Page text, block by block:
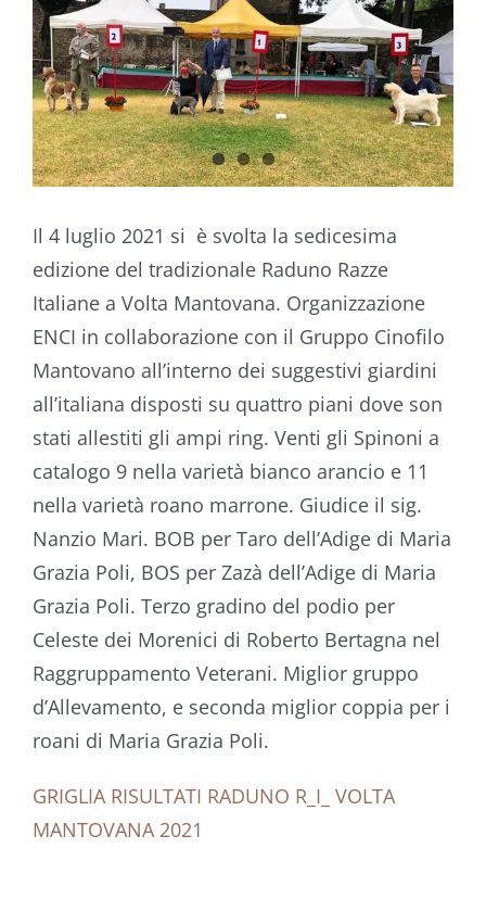
Il 4 luglio 2021 si è svolta la sedicesima
edizione del tradizionale Raduno Razze
Italiane a Volta Mantovana. Organizzazione
ENCI in collaborazione con il Gruppo Cinofilo
Mantovano all’interno dei suggestivi giardini
all’italiana disposti su quattro piani dove son
stati allestiti gli ampi ring. Venti gli Spinoni a
catalogo 9 nella varietà bianco arancio e 11
nella varietà roano marrone. Giudice il sig.
Nanzio Mari. BOB per Taro dell’Adige di Maria
Grazia Poli, BOS per Zazà dell’Adige di Maria
Grazia Poli. Terzo gradino del podio per
Celeste dei Morenici di Roberto Bertagna nel
Raggruppamento Veterani. Miglior gruppo
d’Allevamento, e seconda miglior coppia per i
roani di Maria Grazia Poli.
GRIGLIA RISULTATI RADUNO R_I_ VOLTA
MANTOVANA 2021
VIII
TRIENNALE
MONDIALE